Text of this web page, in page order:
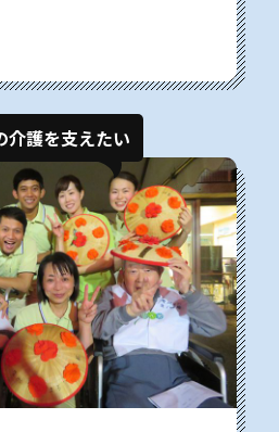
介護を支えたい